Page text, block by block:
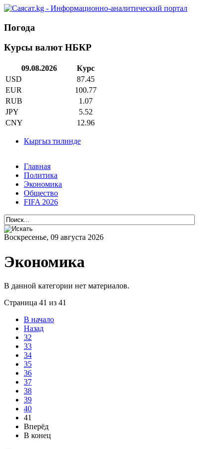
Погода
Курсы валют НБКР
09.08.2026
Курс
USD
87.45
EUR
100.77
RUB
1.07
JPY
5.52
CNY
12.96
Кыргыз тилинде
Главная
Политика
Экономика
Общество
FIFA 2026
Воскресенье, 09 августа 2026
Экономика
В данной категории нет материалов.
Страница 41 из 41
В начало
Назад
32
33
34
35
36
37
38
39
40
41
Вперёд
В конец